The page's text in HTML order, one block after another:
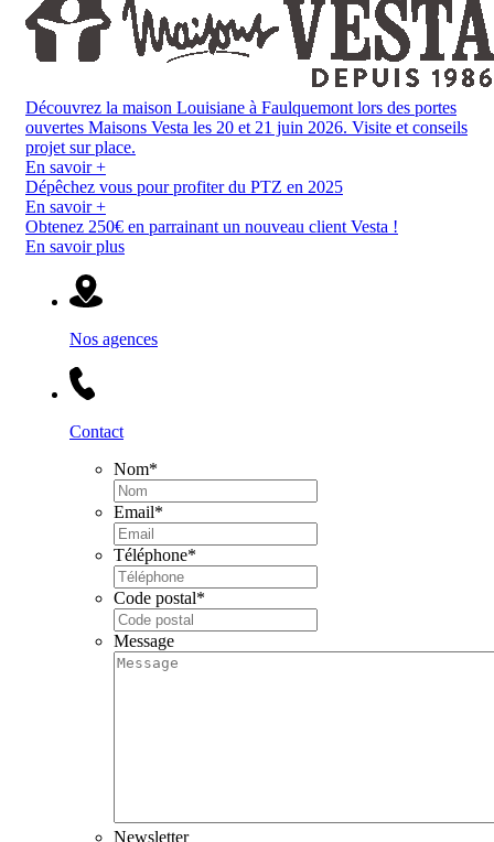
Découvrez la maison Louisiane à Faulquemont lors des portes
ouvertes Maisons Vesta les 20 et 21 juin 2026. Visite et conseils
projet sur place.
En savoir +
Dépêchez vous pour profiter du PTZ en 2025
En savoir +
Obtenez 250€ en parrainant un nouveau client Vesta !
En savoir plus
Nos agences
Contact
Nom*
Email*
Téléphone*
Code postal*
Message
Newsletter